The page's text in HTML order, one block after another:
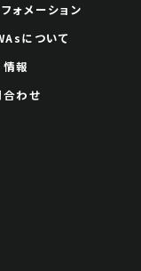
ォメーション
について
報
わせ